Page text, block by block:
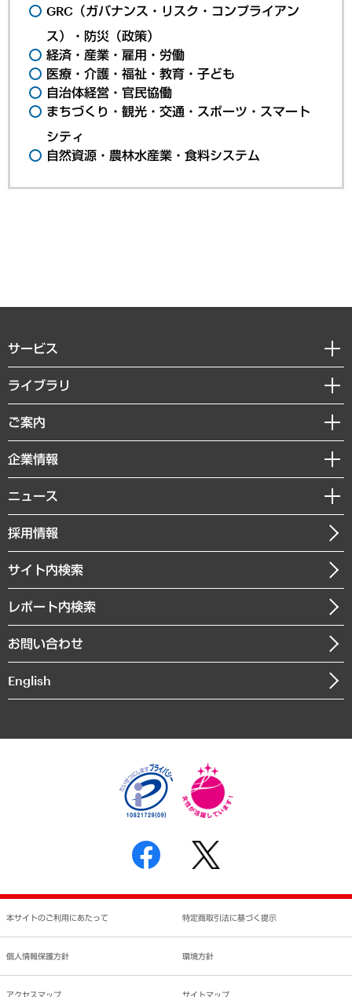
GRC（ガバナンス・リスク・コンプライアン
ス）・防災（政策）
経済・産業・雇用・労働
医療・介護・福祉・教育・子ども
自治体経営・官民協働
まちづくり・観光・交通・スポーツ・スマート
シティ
自然資源・農林水産業・食料システム
サービス
経営戦略
組織・人事戦略
デジタルイノベーション
共生・ダイバーシティ
GRC（ガバナンス・リスク・コンプライアンス）・防災（政策）
経済・産業・雇用・労働
まちづくり・観光・交通・スポーツ・スマートシティ
自然資源・農林水産業・食料システム
ライブラリ
経済調査
レポート
コラム
経営用語集
受託・受注実績（官公庁関連）
メディア掲載・出演
ご案内
セミナー・イベント情報
MUFGビジネスセミナー
受託案件情報
企業情報
私たちの想い
社長メッセージ
会社概要
沿革
組織図・本部部室紹介
インドネシア現地法人
個人情報保護方針
反社会的勢力に対する基本方針
書面による個人情報の開示等の請求の手続きについて
ニュース
ニュースリリース
お知らせ
採用情報
サイト内検索
レポート内検索
お問い合わせ
English
本サイトのご利用にあたって 特定商取引法に基づく提示
個人情報保護方針 環境方針
アクセスマップ サイトマップ